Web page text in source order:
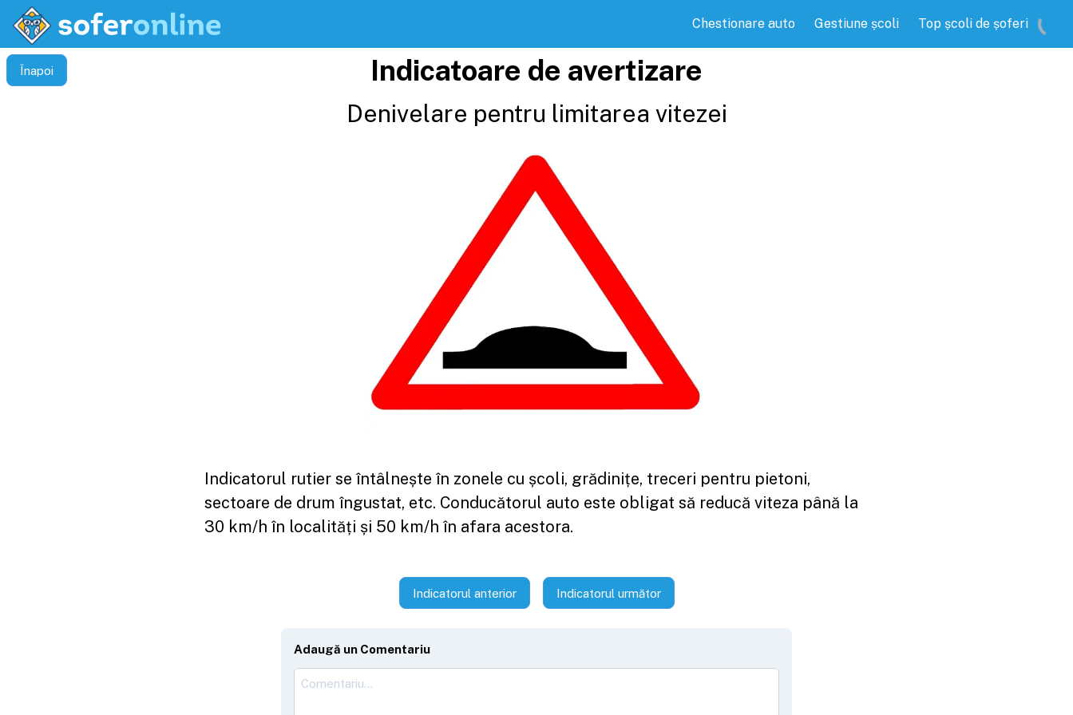
Chestionare auto Gestiune școli Top școli de șoferi
Înapoi Indicatoare de avertizare
Denivelare pentru limitarea vitezei
Indicatorul rutier se întâlnește în zonele cu școli, grădinițe, treceri pentru pietoni,
sectoare de drum îngustat, etc. Conducătorul auto este obligat să reducă viteza până la
30 km/h în localități și 50 km/h în afara acestora.
Indicatorul anterior Indicatorul următor
Adaugă un Comentariu